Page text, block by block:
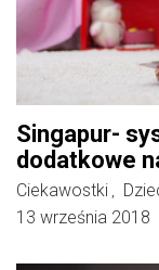
Singapur-
dodatkowe
Ciekawostki
13 września 2018